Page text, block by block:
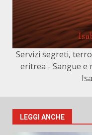
Servizi segreti,
eritrea - Sangue e
LEGGI ANCHE